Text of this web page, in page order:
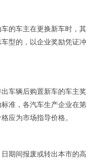
的车主在更换新车时，其
型的，以企业奖励凭证冲
车辆后购置新车的车主奖
准，各汽车生产企业在第
应为市场指导价格。
期间报废或转出本市的高